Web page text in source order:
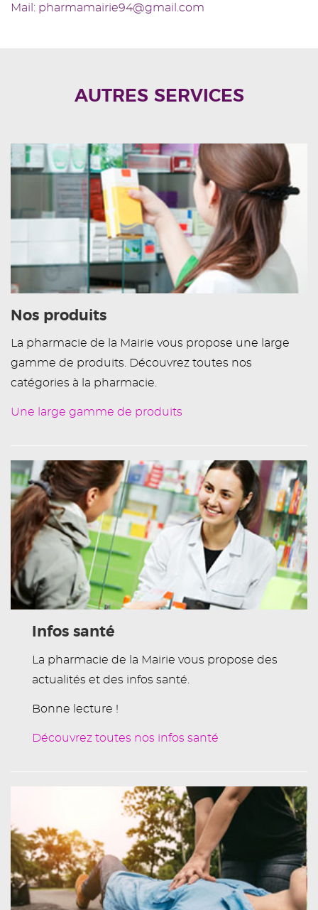
Mail: pharmamairie94@gmail.com
AUTRES SERVICES
Nos produits
La pharmacie de la Mairie vous propose une large
gamme de produits. Découvrez toutes nos
catégories à la pharmacie.
Une large gamme de produits
Infos santé
La pharmacie de la Mairie vous propose des
actualités et des infos santé.
Bonne lecture !
Découvrez toutes nos infos santé